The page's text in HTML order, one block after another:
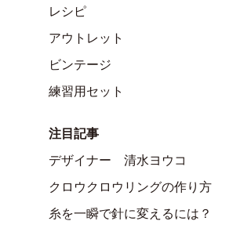
レシピ
アウトレット
ビンテージ
練習用セット
注目記事
デザイナー 清水ヨウコ
クロウクロウリングの作り方
糸を一瞬で針に変えるには？